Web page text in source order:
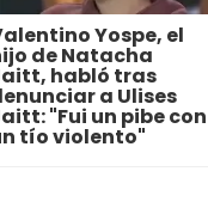
Yospe, el
de Natacha
habló tras
a Ulises
"Fui un pibe con
tío violento"